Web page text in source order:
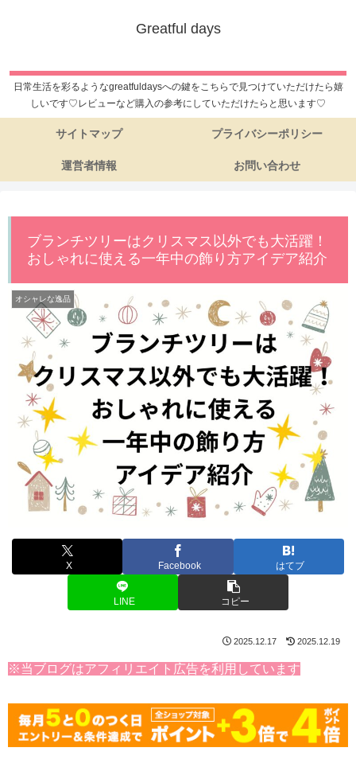
Greatful days
日常生活を彩るようなgreatfuldaysへの鍵をこちらで見つけていただけたら嬉
しいです♡レビューなど購入の参考にしていただけたらと思います♡
サイトマップ プライバシーポリシー
運営者情報 お問い合わせ
ブランチツリーはクリスマス以外でも大活躍！
おしゃれに使える一年中の飾り方アイデア紹介
オシャレな逸品
X Facebook はてブ
LINE コピー
2025.12.17 2025.12.19
※当ブログはアフィリエイト広告を利用しています